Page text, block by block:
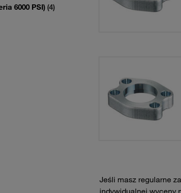
6000 PSI) (4)
Jeśli masz regularne
indywidualnej wyceny